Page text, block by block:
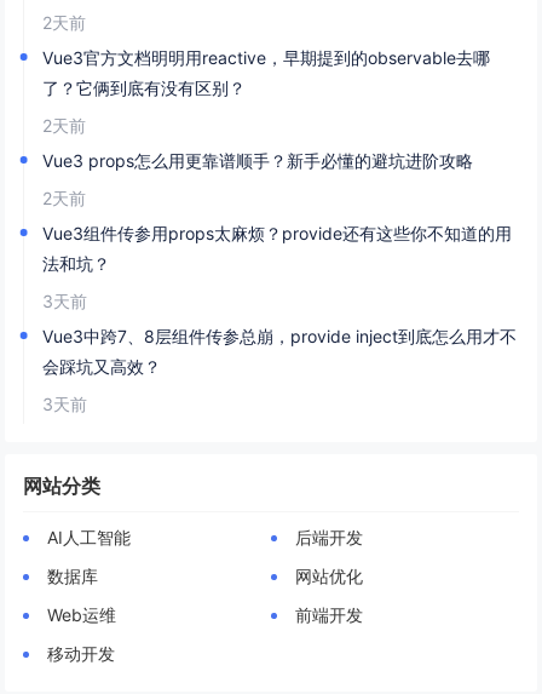
2天前
Vue3官方文档明明用reactive，早期提到的observable去哪
了？它俩到底有没有区别？
2天前
Vue3 props怎么用更靠谱顺手？新手必懂的避坑进阶攻略
2天前
Vue3组件传参用props太麻烦？provide还有这些你不知道的用
法和坑？
3天前
Vue3中跨7、8层组件传参总崩，provide inject到底怎么用才不
会踩坑又高效？
3天前
网站分类
AI人工智能
后端开发
数据库
网站优化
Web运维
前端开发
移动开发